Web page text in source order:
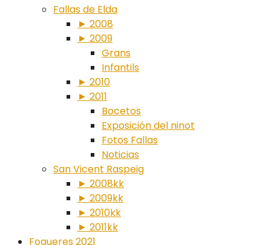
Fallas de Elda
► 2008
► 2009
Grans
Infantils
► 2010
► 2011
Bocetos
Exposición del ninot
Fotos Fallas
Noticias
San Vicent Raspeig
► 2008kk
► 2009kk
► 2010kk
► 2011kk
Fogueres 2021